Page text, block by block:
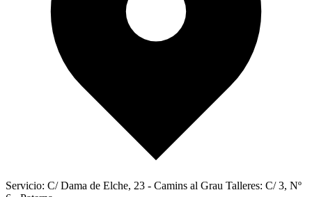
Servicio: C/ Dama de Elche, 23 - Camins al Grau Talleres: C/ 3, Nº